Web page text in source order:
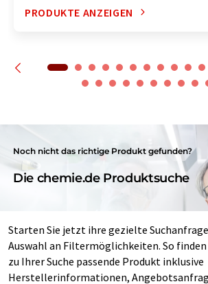
PRODUKTE ANZEIGEN
Noch nicht das richtige Produkt gefunden?
Die chemie.de Produktsuche
Starten Sie jetzt ihre gezielte
Auswahl an Filtermöglichkeiten. So
zu Ihrer Suche passende Produkt inklusive
Herstellerinformationen,